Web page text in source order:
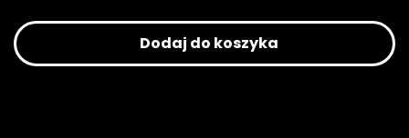
Dodaj do koszyka